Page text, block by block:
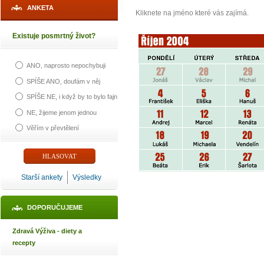
ANKETA
Existuje posmrtný život?
ANO, naprosto nepochybuji
SPÍŠE ANO, doufám v něj
SPÍŠE NE, i když by to bylo fajn
NE, žijeme jenom jednou
Věřím v převtělení
Starší ankety Výsledky
DOPORUČUJEME
Zdravá Výživa - diety a
recepty
Kliknete na jméno které vás zajímá.